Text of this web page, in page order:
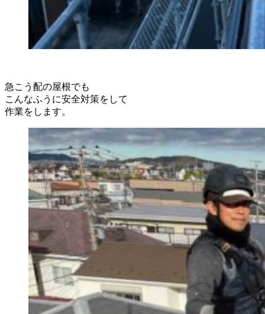
急こう配の屋根でも
こんなふうに安全対策をして
作業をします。